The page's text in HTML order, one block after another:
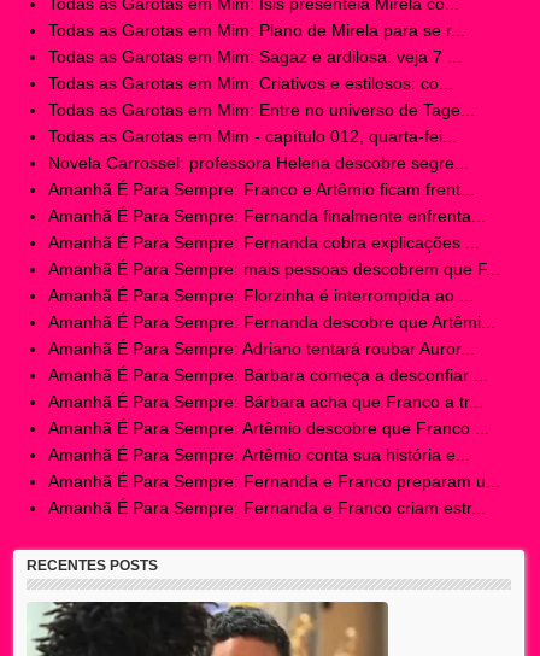
Todas as Garotas em Mim: Plano de Mirela para se r...
Todas as Garotas em Mim: Sagaz e ardilosa: veja 7 ...
Todas as Garotas em Mim: Criativos e estilosos: co...
Todas as Garotas em Mim: Entre no universo de Tage...
Todas as Garotas em Mim - capítulo 012, quarta-fei...
Novela Carrossel: professora Helena descobre segre...
Amanhã É Para Sempre: Franco e Artêmio ficam frent...
Amanhã É Para Sempre: Fernanda finalmente enfrenta...
Amanhã É Para Sempre: Fernanda cobra explicações ...
Amanhã É Para Sempre: mais pessoas descobrem que F...
Amanhã É Para Sempre: Florzinha é interrompida ao ...
Amanhã É Para Sempre: Fernanda descobre que Artêmi...
Amanhã É Para Sempre: Adriano tentará roubar Auror...
Amanhã É Para Sempre: Bárbara começa a desconfiar ...
Amanhã É Para Sempre: Bárbara acha que Franco a tr...
Amanhã É Para Sempre: Artêmio descobre que Franco ...
Amanhã É Para Sempre: Artêmio conta sua história e...
Amanhã É Para Sempre: Fernanda e Franco preparam u...
Amanhã É Para Sempre: Fernanda e Franco criam estr...
RECENTES POSTS